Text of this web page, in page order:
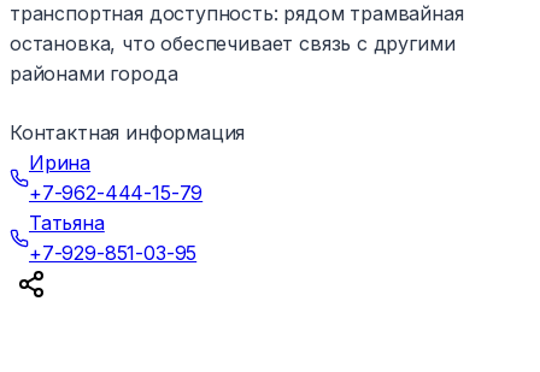
транспортная доступность: рядом трамвайная
остановка, что обеспечивает связь с другими
районами города
Контактная информация
Ирина
+7-962-444-15-79
Татьяна
+7-929-851-03-95